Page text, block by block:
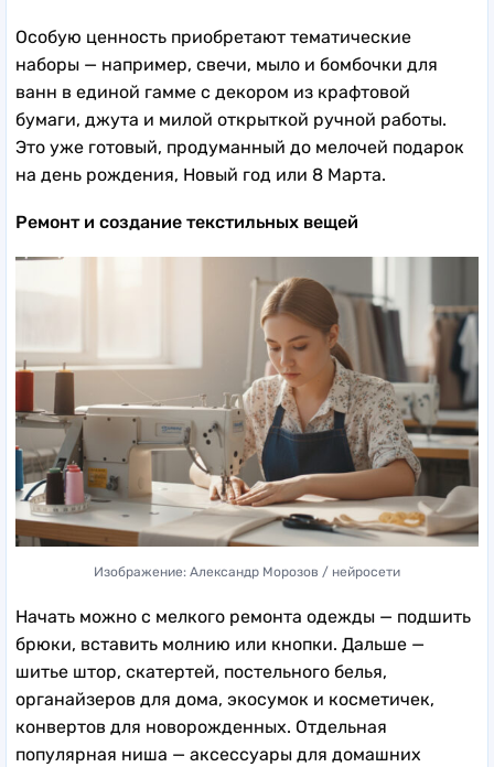
Особую ценность приобретают тематические
наборы — например, свечи, мыло и бомбочки для
ванн в единой гамме с декором из крафтовой
бумаги, джута и милой открыткой ручной работы.
Это уже готовый, продуманный до мелочей подарок
на день рождения, Новый год или 8 Марта.
Ремонт и создание текстильных вещей
Изображение: Александр Морозов / нейросети
Начать можно с мелкого ремонта одежды — подшить
брюки, вставить молнию или кнопки. Дальше —
шитье штор, скатертей, постельного белья,
органайзеров для дома, экосумок и косметичек,
конвертов для новорожденных. Отдельная
популярная ниша — аксессуары для домашних